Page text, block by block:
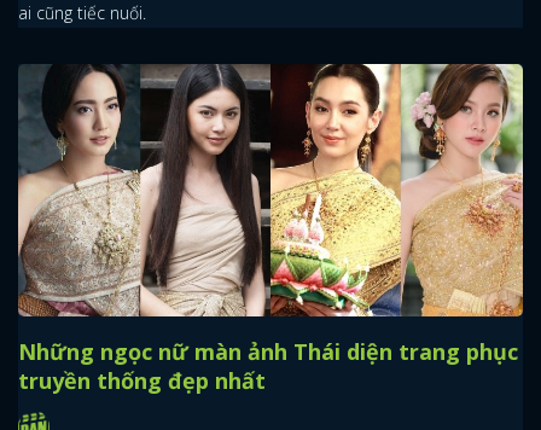
ai cũng tiếc nuối.
Những ngọc nữ màn ảnh Thái diện trang phục
truyền thống đẹp nhất